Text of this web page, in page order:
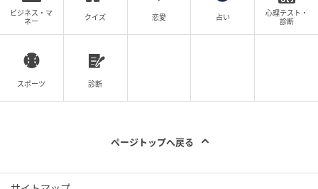
です。時間がある夏休みは、つい「特別なことをしな
きゃ！」と思ってしまいますが…ふだんの過ごし方に
少しプラスするだけで、楽しい知育や想い出作りもで
きるものだと思います！中学受験や勉強につながる知
識も勉強として覚えるだけでなく、遊びの中で触れた
経験が、あとから学びにつながることもあります。子
ださい！話を聞いてくれてありがとう！また読んで
ビジネス・マ
ネー
クイズ 恋愛 占い
心理テスト・
診断
スポーツ 診断
ページトップへ戻る